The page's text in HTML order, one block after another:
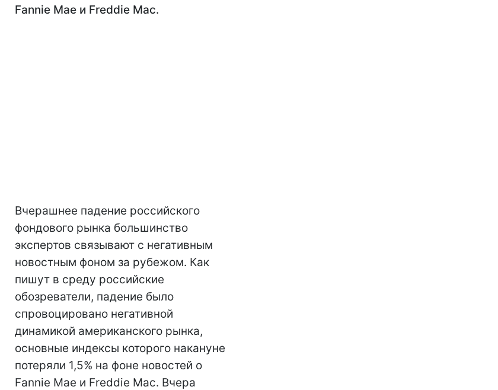
Fannie Mae и Freddie Mac.
Вчерашнее падение российского
фондового рынка большинство
экспертов связывают с негативным
новостным фоном за рубежом. Как
пишут в среду российские
обозреватели, падение было
спровоцировано негативной
динамикой американского рынка,
основные индексы которого накануне
потеряли 1,5% на фоне новостей о
Fannie Mae и Freddie Mac. Вчера